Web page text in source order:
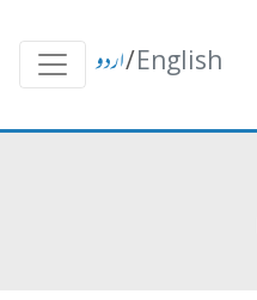
English
/اردو